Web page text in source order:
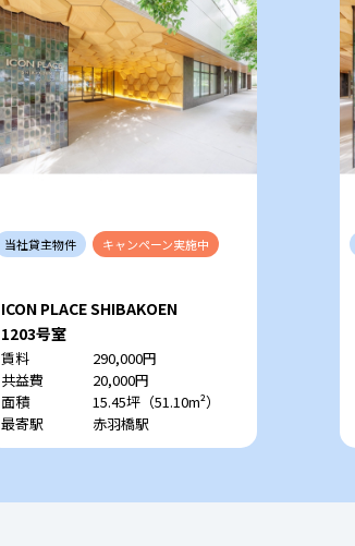
当社貸主物件 キャンペーン実施中
ICON PLACE SHIBAKOEN
1203号室
賃料
290,000円
共益費
20,000円
面積
15.45坪（51.10m²）
最寄駅
赤羽橋駅